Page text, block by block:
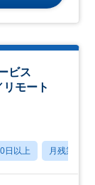
ビス
モート
日以上 月残業20